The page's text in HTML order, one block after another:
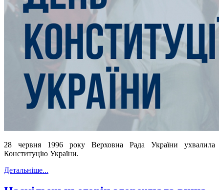
28 червня 1996 року Верховна Рада України ухвалила
Конституцію України.
Детальніше...